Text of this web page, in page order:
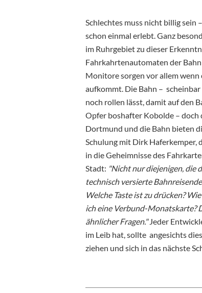
Schlechtes muss nicht billig
schon einmal erlebt. Ganz
im Ruhrgebiet zu dieser
Fahrkahrtenautomaten der
Monitore sorgen vor allem wenn
aufkommt. Die Bahn –
noch rollen lässt, damit auf den
Opfer boshafter Kobolde – doch
Dortmund und die Bahn bieten
Schulung mit Dirk Haferkemper,
in die Geheimnisse des
Stadt: "Nicht nur diejenigen, die
technisch versierte
Welche Taste ist zu drücken?
ich eine Verbund-Monatskarte?
ähnlicher Fragen." Jeder
im Leib hat, sollte angesichts
ziehen und sich in das nächste